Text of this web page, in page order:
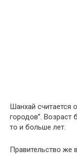
Шанхай считается
городов”. Возраст
то и больше лет.
Правительство же